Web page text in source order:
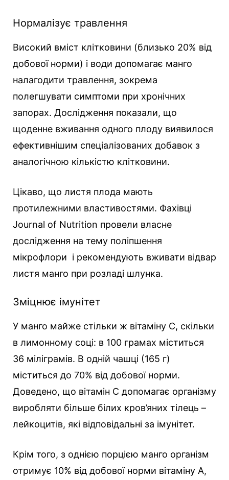
Нормалізує травлення
Високий вміст клітковини (близько 20% від
добової норми) і води допомагає манго
налагодити травлення, зокрема
полегшувати симптоми при хронічних
запорах. Дослідження показали, що
щоденне вживання одного плоду виявилося
ефективнішим спеціалізованих добавок з
аналогічною кількістю клітковини.
Цікаво, що листя плода мають
протилежними властивостями. Фахівці
Journal of Nutrition провели власне
дослідження на тему поліпшення
мікрофлори і рекомендують вживати відвар
листя манго при розладі шлунка.
Зміцнює імунітет
У манго майже стільки ж вітаміну С, скільки
в лимонному соці: в 100 грамах міститься
36 міліграмів. В одній чашці (165 г)
міститься до 70% від добової норми.
Доведено, що вітамін С допомагає організму
виробляти більше білих кров’яних тілець –
лейкоцитів, які відповідальні за імунітет.
Крім того, з однією порцією манго організм
отримує 10% від добової норми вітаміну А,